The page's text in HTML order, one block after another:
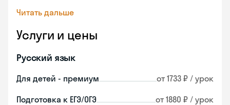
Читать дальше
Услуги и цены
Русский язык
Для детей - премиум от 1733 ₽ / урок
Подготовка к ЕГЭ/ОГЭ от 1880 ₽ / урок